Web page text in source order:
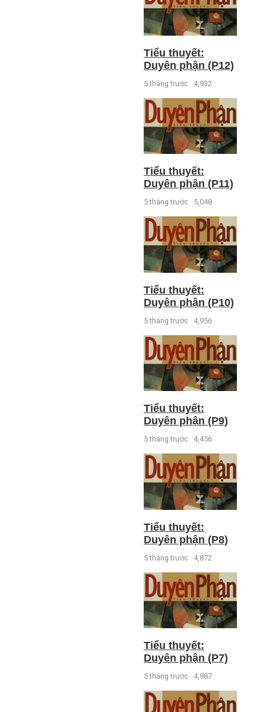
Tiểu thuyết:
Duyên phận (P12)
5 tháng trước 4,932
Tiểu thuyết:
Duyên phận (P11)
5 tháng trước 5,048
Tiểu thuyết:
Duyên phận (P10)
5 tháng trước 4,956
Tiểu thuyết:
Duyên phận (P9)
5 tháng trước 4,456
Tiểu thuyết:
Duyên phận (P8)
5 tháng trước 4,872
Tiểu thuyết:
Duyên phận (P7)
5 tháng trước 4,987